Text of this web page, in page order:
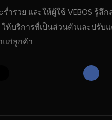
ำรวย และให้ผู้ใช้ VEBOS รู้สึก
ให้บริการที่เป็นส่วนตัวและปรับ
แก่ลูกค้า